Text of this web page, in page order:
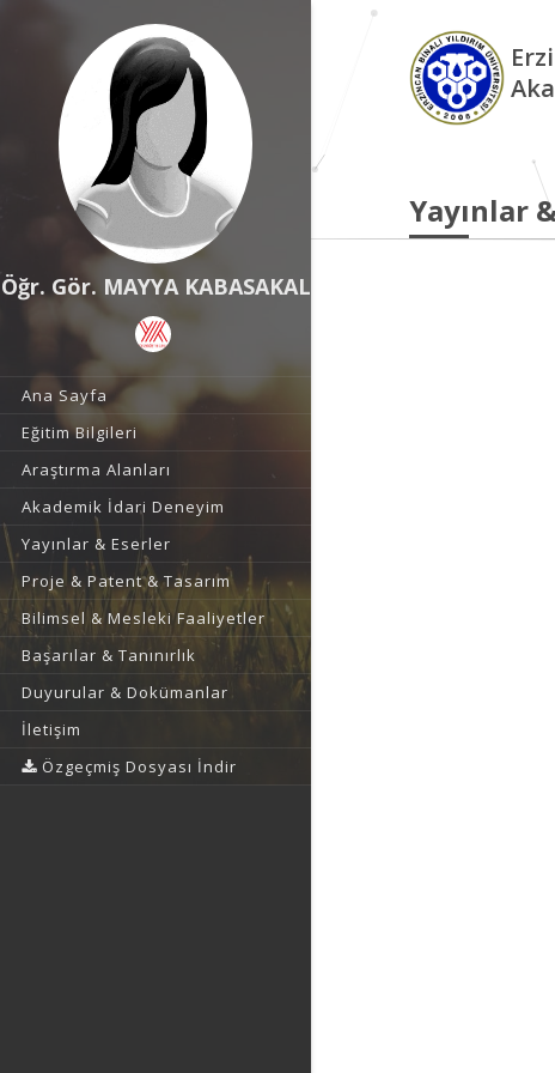
Öğr. Gör. MAYYA KABASAKAL
Ana Sayfa
Eğitim Bilgileri
Araştırma Alanları
Akademik İdari Deneyim
Yayınlar & Eserler
Proje & Patent & Tasarım
Bilimsel & Mesleki Faaliyetler
Başarılar & Tanınırlık
Duyurular & Dokümanlar
İletişim
Özgeçmiş Dosyası İndir
Yayınlar